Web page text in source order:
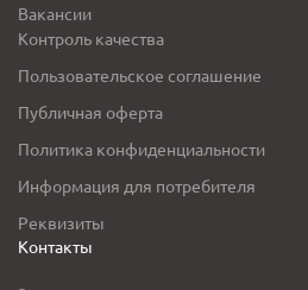
Вакансии
Контроль качества
Пользовательское соглашение
Публичная оферта
Политика конфиденциальности
Информация для потребителя
Реквизиты
Контакты